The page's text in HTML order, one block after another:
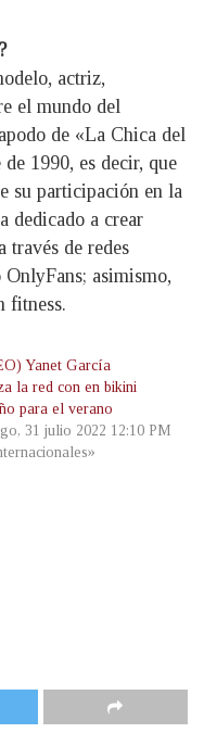
actriz,
el mundo del
de «La Chica del
1990, es decir, que
su participación en la
dedicado a crear
través de redes
asimismo,
fitness.
Yanet García
la red con en bikini
para el verano
31 julio 2022 12:10 PM